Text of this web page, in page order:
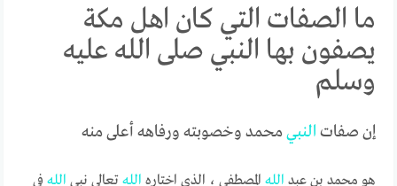
ما الصفات التي كان اهل مكة
يصفون بها النبي صلى الله عليه
وسلم
إن صفات النبيمحمد وخصوبته ورفاهه أعلى منه
هو محمد بن عبد الله المصطفى ، الذي اختاره الله تعالى نبي الله في